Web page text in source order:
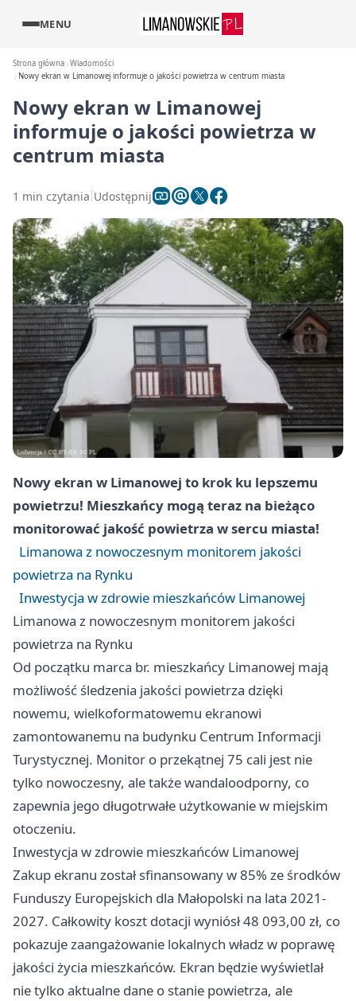
MENU
Strona główna Wiadomości
Nowy ekran w Limanowej informuje o jakości powietrza w centrum miasta
Nowy ekran w Limanowej
informuje o jakości powietrza w
centrum miasta
1 min czytania Udostępnij
Nowy ekran w Limanowej to krok ku lepszemu
powietrzu! Mieszkańcy mogą teraz na bieżąco
monitorować jakość powietrza w sercu miasta!
Limanowa z nowoczesnym monitorem jakości
powietrza na Rynku
Inwestycja w zdrowie mieszkańców Limanowej
Limanowa z nowoczesnym monitorem jakości
powietrza na Rynku
Od początku marca br. mieszkańcy Limanowej mają
możliwość śledzenia jakości powietrza dzięki
nowemu, wielkoformatowemu ekranowi
zamontowanemu na budynku Centrum Informacji
Turystycznej. Monitor o przekątnej 75 cali jest nie
tylko nowoczesny, ale także wandaloodporny, co
zapewnia jego długotrwałe użytkowanie w miejskim
otoczeniu.
Inwestycja w zdrowie mieszkańców Limanowej
Zakup ekranu został sfinansowany w 85% ze środków
Funduszy Europejskich dla Małopolski na lata 2021-
2027. Całkowity koszt dotacji wyniósł 48 093,00 zł, co
pokazuje zaangażowanie lokalnych władz w poprawę
jakości życia mieszkańców. Ekran będzie wyświetlał
nie tylko aktualne dane o stanie powietrza, ale